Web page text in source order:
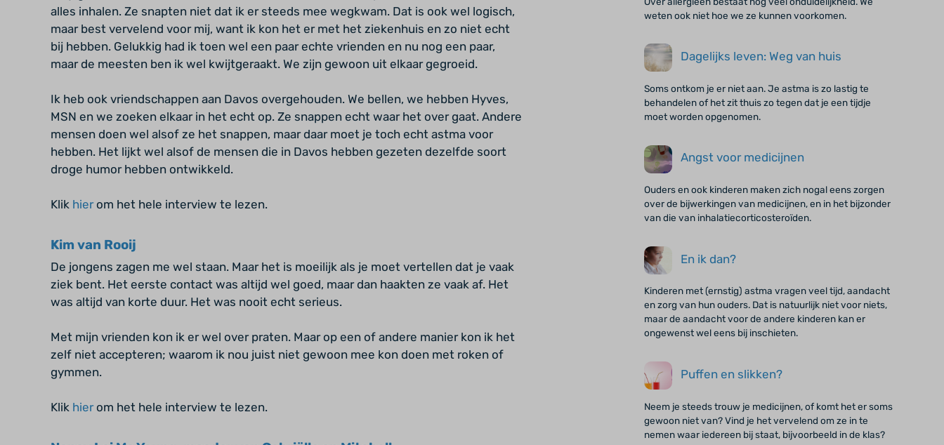
alles inhalen. Ze snapten niet dat ik er steeds mee wegkwam. Dat is ook wel logisch,
maar best vervelend voor mij, want ik kon het er met het ziekenhuis en zo niet echt
bij hebben. Gelukkig had ik toen wel een paar echte vrienden en nu nog een paar,
maar de meesten ben ik wel kwijtgeraakt. We zijn gewoon uit elkaar gegroeid.
Ik heb ook vriendschappen aan Davos overgehouden. We bellen, we hebben Hyves,
MSN en we zoeken elkaar in het echt op. Ze snappen echt waar het over gaat. Andere
mensen doen wel alsof ze het snappen, maar daar moet je toch echt astma voor
hebben. Het lijkt wel alsof de mensen die in Davos hebben gezeten dezelfde soort
droge humor hebben ontwikkeld.
Klik hierom het hele interview te lezen.
Kim van Rooij
De jongens zagen me wel staan. Maar het is moeilijk als je moet vertellen dat je vaak
ziek bent. Het eerste contact was altijd wel goed, maar dan haakten ze vaak af. Het
was altijd van korte duur. Het was nooit echt serieus.
Met mijn vrienden kon ik er wel over praten. Maar op een of andere manier kon ik het
zelf niet accepteren; waarom ik nou juist niet gewoon mee kon doen met roken of
gymmen.
Klik hierom het hele interview te lezen.
weten ook niet hoe we ze kunnen voorkomen.
Dagelijks leven: Weg van huis
Soms ontkom je er niet aan. Je astma is zo lastig te
behandelen of het zit thuis zo tegen dat je een tijdje
moet worden opgenomen.
Angst voor medicijnen
Ouders en ook kinderen maken zich nogal eens zorgen
over de bijwerkingen van medicijnen, en in het bijzonder
van die van inhalatiecorticosteroïden.
En ik dan?
Kinderen met (ernstig) astma vragen veel tijd, aandacht
en zorg van hun ouders. Dat is natuurlijk niet voor niets,
maar de aandacht voor de andere kinderen kan er
ongewenst wel eens bij inschieten.
Puffen en slikken?
Neem je steeds trouw je medicijnen, of komt het er soms
gewoon niet van? Vind je het vervelend om ze in te
nemen waar iedereen bij staat, bijvoorbeeld in de klas?